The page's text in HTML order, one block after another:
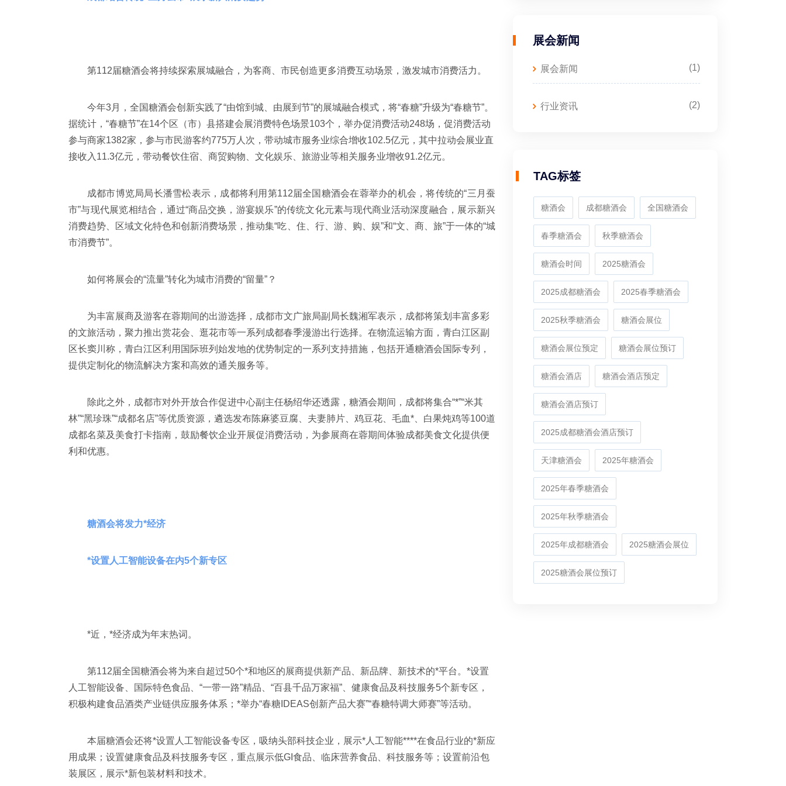
第112届糖酒会将持续探索展城融合，为客商、市民创造更多消费互动场景，激发城市消费活力。
今年3月，全国糖酒会创新实践了“由馆到城、由展到节”的展城融合模式，将“春糖”升级为“春糖节”。
据统计，“春糖节”在14个区（市）县搭建会展消费特色场景103个，举办促消费活动248场，促消费活动
参与商家1382家，参与市民游客约775万人次，带动城市服务业综合增收102.5亿元，其中拉动会展业直
接收入11.3亿元，带动餐饮住宿、商贸购物、文化娱乐、旅游业等相关服务业增收91.2亿元。
成都市博览局局长潘雪松表示，成都将利用第112届全国糖酒会在蓉举办的机会，将传统的“三月蚕
市”与现代展览相结合，通过“商品交换，游宴娱乐”的传统文化元素与现代商业活动深度融合，展示新兴
消费趋势、区域文化特色和创新消费场景，推动集“吃、住、行、游、购、娱”和“文、商、旅”于一体的“城
市消费节”。
如何将展会的“流量”转化为城市消费的“留量”？
为丰富展商及游客在蓉期间的出游选择，成都市文广旅局副局长魏湘军表示，成都将策划丰富多彩
的文旅活动，聚力推出赏花会、逛花市等一系列成都春季漫游出行选择。在物流运输方面，青白江区副
区长窦川称，青白江区利用国际班列始发地的优势制定的一系列支持措施，包括开通糖酒会国际专列，
提供定制化的物流解决方案和高效的通关服务等。
除此之外，成都市对外开放合作促进中心副主任杨绍华还透露，糖酒会期间，成都将集合“*”“米其
林”“黑珍珠”“成都名店”等优质资源，遴选发布陈麻婆豆腐、夫妻肺片、鸡豆花、毛血*、白果炖鸡等100道
成都名菜及美食打卡指南，鼓励餐饮企业开展促消费活动，为参展商在蓉期间体验成都美食文化提供便
利和优惠。
糖酒会将发力*经济
*设置人工智能设备在内5个新专区
*近，*经济成为年末热词。
第112届全国糖酒会将为来自超过50个*和地区的展商提供新产品、新品牌、新技术的*平台。*设置
人工智能设备、国际特色食品、“一带一路”精品、“百县千品万家福”、健康食品及科技服务5个新专区，
积极构建食品酒类产业链供应服务体系；*举办“春糖IDEAS创新产品大赛”“春糖特调大师赛”等活动。
本届糖酒会还将*设置人工智能设备专区，吸纳头部科技企业，展示*人工智能****在食品行业的*新应
用成果；设置健康食品及科技服务专区，重点展示低GI食品、临床营养食品、科技服务等；设置前沿包
装展区，展示*新包装材料和技术。
展会新闻
展会新闻 (1)
行业资讯 (2)
TAG标签
糖酒会 成都糖酒会 全国糖酒会
春季糖酒会 秋季糖酒会
糖酒会时间 2025糖酒会
2025成都糖酒会 2025春季糖酒会
2025秋季糖酒会 糖酒会展位
糖酒会展位预定 糖酒会展位预订
糖酒会酒店 糖酒会酒店预定
糖酒会酒店预订
2025成都糖酒会酒店预订
天津糖酒会 2025年糖酒会
2025年春季糖酒会
2025年秋季糖酒会
2025年成都糖酒会 2025糖酒会展位
2025糖酒会展位预订